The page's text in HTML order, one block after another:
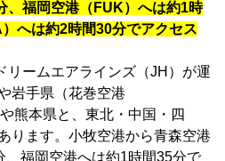
、福岡空港（FUK）へは約1時
へは約2時間30分でアクセス
リームエアラインズ（JH）が運
岩手県（花巻空港
熊本県と、東北・中国・四
ります。小牧空港から青森空港
、福岡空港へは約1時間35分で